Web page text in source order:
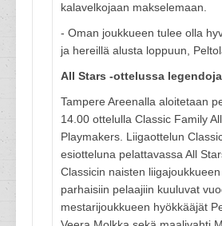
kalavelkojaan makselemaan.
- Oman joukkueen tulee olla
ja hereillä alusta loppuun,
All Stars -ottelussa
Tampere Areenalla aloitetaan
14.00 ottelulla Classic Family
Playmakers. Liigaottelun
esiotteluna pelattavassa All
Classicin naisten
parhaisiin pelaajiin kuuluvat
mestarijoukkueen hyökkääjät